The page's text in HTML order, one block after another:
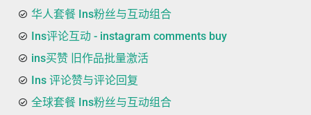
华人套餐 Ins粉丝与互动组合
Ins评论互动 - instagram comments buy
ins买赞 旧作品批量激活
Ins 评论赞与评论回复
全球套餐 Ins粉丝与互动组合